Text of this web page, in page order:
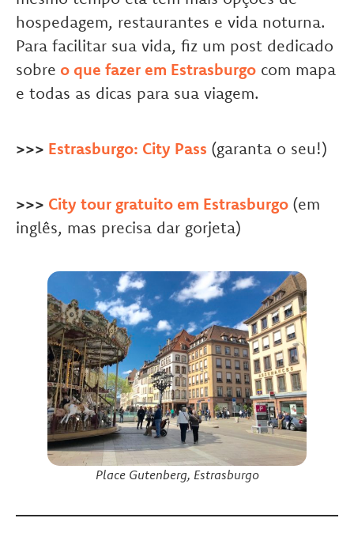
hospedagem, restaurantes e vida noturna.
Para facilitar sua vida, fiz um post dedicado
sobre o que fazer em Estrasburgo com mapa
e todas as dicas para sua viagem.
>>> Estrasburgo: City Pass (garanta o seu!)
>>> City tour gratuito em Estrasburgo (em
inglês, mas precisa dar gorjeta)
Place Gutenberg, Estrasburgo